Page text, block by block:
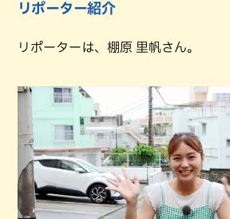
リポーター紹介
リポーターは、棚原 里帆さん。